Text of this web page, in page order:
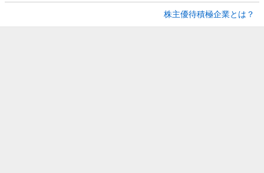
株主優待積極企業とは？